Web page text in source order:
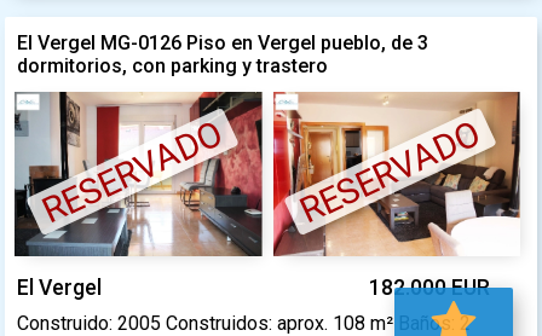
El Vergel MG-0126 Piso en Vergel pueblo, de 3
dormitorios, con parking y trastero
RESERVADO RESERVADO
El Vergel 182.000 EUR
Construido: 2005 Construidos: aprox. 108 m² Baños: 2